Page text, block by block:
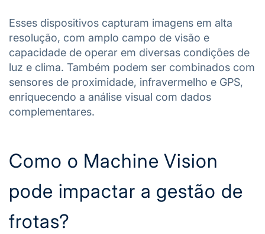
Esses dispositivos capturam imagens em alta
resolução, com amplo campo de visão e
capacidade de operar em diversas condições de
luz e clima. Também podem ser combinados com
sensores de proximidade, infravermelho e GPS,
enriquecendo a análise visual com dados
complementares.
Como o Machine Vision
pode impactar a gestão de
frotas?